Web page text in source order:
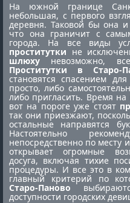
На южной границе
небольшая, с первого
деревня. Таковой бы она и
что она граничит с
города. На все виды
проститутки не
шлюху невозможно,
Проститутки в Старо-
становятся спасением
просто, либо
либо пригласить. Время
вот на пороге уже стоят
так они приезжают,
остальные направятся
Настоятельно
непосредственно по месту
открывает огромные
досуга, включая тихие
процедуры. И все это в
главный критерий по
Старо-Паново
доступности городских